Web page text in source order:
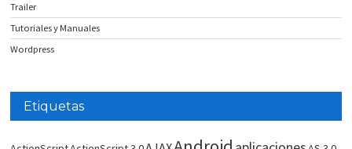
Trailer
Tutoriales y Manuales
Wordpress
Etiquetas